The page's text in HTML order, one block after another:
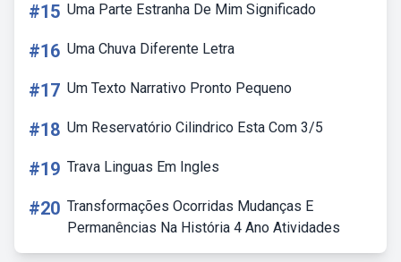
#15 Uma Parte Estranha De Mim Significado
#16 Uma Chuva Diferente Letra
#17 Um Texto Narrativo Pronto Pequeno
#18 Um Reservatório Cilindrico Esta Com 3/5
#19 Trava Linguas Em Ingles
#20 Transformações Ocorridas Mudanças E
Permanências Na História 4 Ano Atividades